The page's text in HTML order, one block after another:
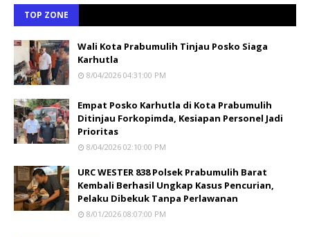
TOP ZONE
Wali Kota Prabumulih Tinjau Posko Siaga
Karhutla
8/04/2026 04:31:00 PM
Empat Posko Karhutla di Kota Prabumulih
Ditinjau Forkopimda, Kesiapan Personel Jadi
Prioritas
8/04/2026 02:10:00 PM
URC WESTER 838 Polsek Prabumulih Barat
Kembali Berhasil Ungkap Kasus Pencurian,
Pelaku Dibekuk Tanpa Perlawanan
8/01/2026 08:07:00 PM